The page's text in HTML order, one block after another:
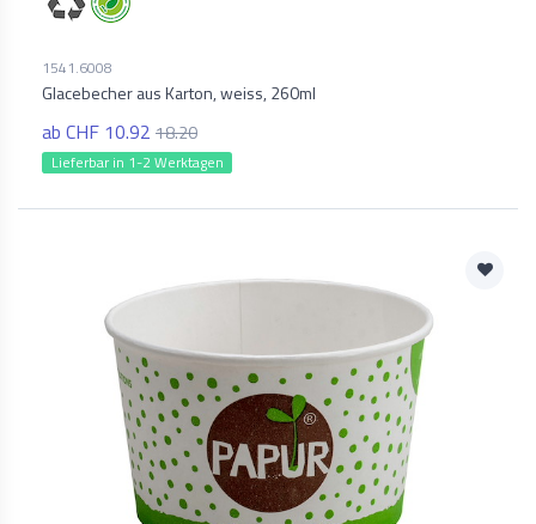
1541.6008
Glacebecher aus Karton, weiss, 260ml
ab CHF 10.92 18.20
Lieferbar in 1-2 Werktagen